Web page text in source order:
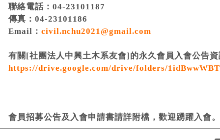
聯絡電話：04-23101187
傳真：04-23101186
Email：civil.nchu2021@gmail.com
有關[社團法人中興土木系友會]的永久會員入會公告
https://drive.google.com/drive/folders/
會員招募公告及入會申請書請詳附檔，歡迎踴躍入會